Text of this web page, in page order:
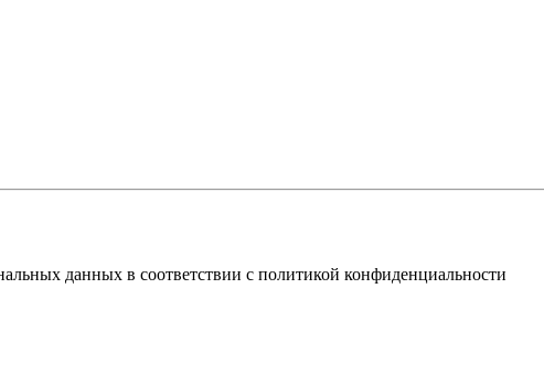
данных в соответствии с политикой конфиденциальности